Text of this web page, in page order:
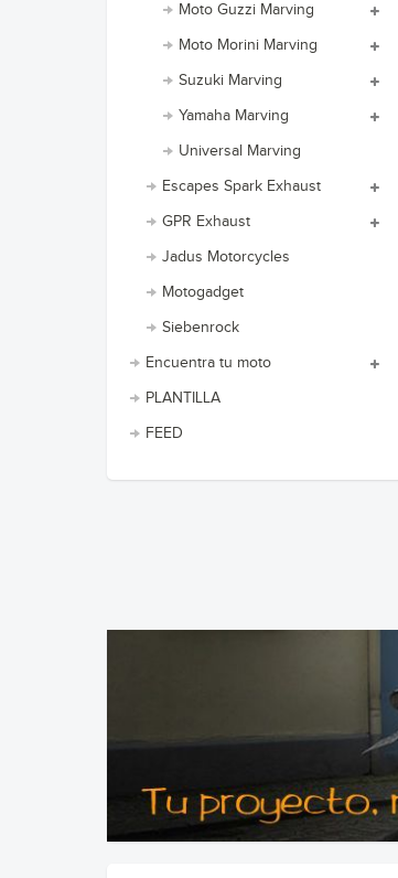
Moto Guzzi Marving
Moto Morini Marving
Suzuki Marving
Yamaha Marving
Universal Marving
Escapes Spark Exhaust
GPR Exhaust
Jadus Motorcycles
Motogadget
Siebenrock
Encuentra tu moto
PLANTILLA
FEED